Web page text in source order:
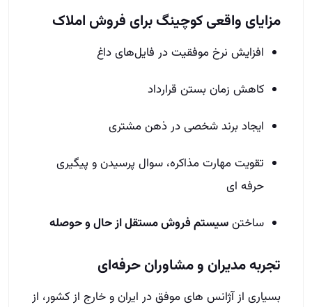
مزایای واقعی کوچینگ برای فروش املاک
افزایش نرخ موفقیت در فایل‌های داغ
کاهش زمان بستن قرارداد
ایجاد برند شخصی در ذهن مشتری
تقویت مهارت مذاکره، سوال پرسیدن و پیگیری
حرفه‌ ای
ساختنسیستم فروش مستقل از حال و حوصله
تجربه مدیران و مشاوران حرفه‌ای
بسیاری از آژانس‌ های موفق در ایران و خارج از کشور، از